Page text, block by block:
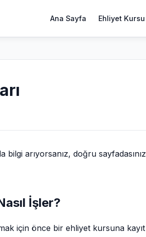
Ana Sayfa Ehliyet Kursu
bilgi arıyorsanız, doğru
İşler?
için önce bir ehliyet kursuna kayıt